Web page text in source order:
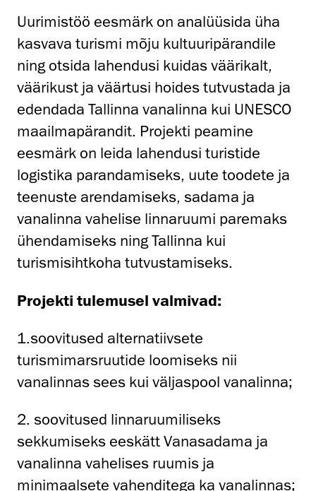
Uurimistöö eesmärk on analüüsida üha
kasvava turismi mõju kultuuripärandile
ning otsida lahendusi kuidas väärikalt,
väärikust ja väärtusi hoides tutvustada ja
edendada Tallinna vanalinna kui UNESCO
maailmapärandit. Projekti peamine
eesmärk on leida lahendusi turistide
logistika parandamiseks, uute toodete ja
teenuste arendamiseks, sadama ja
vanalinna vahelise linnaruumi paremaks
ühendamiseks ning Tallinna kui
turismisihtkoha tutvustamiseks.
Projekti tulemusel valmivad:
1.soovitused alternatiivsete
turismimarsruutide loomiseks nii
vanalinnas sees kui väljaspool vanalinna;
2. soovitused linnaruumiliseks
sekkumiseks eeskätt Vanasadama ja
vanalinna vahelises ruumis ja
minimaalsete vahenditega ka vanalinnas;